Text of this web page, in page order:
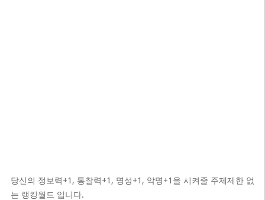
당신의 정보력+1, 통찰력+1, 명성+1, 악명+1을 시켜줄 주제제한 없
는 랭킹월드 입니다.